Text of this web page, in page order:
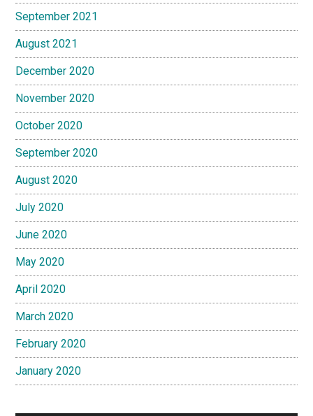
September 2021
August 2021
December 2020
November 2020
October 2020
September 2020
August 2020
July 2020
June 2020
May 2020
April 2020
March 2020
February 2020
January 2020